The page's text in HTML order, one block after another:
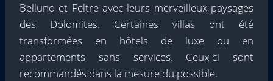
Belluno et Feltre avec leurs merveilleux paysages
des Dolomites. Certaines villas ont été
transformées en hôtels de luxe ou en
appartements sans services. Ceux-ci sont
recommandés dans la mesure du possible.